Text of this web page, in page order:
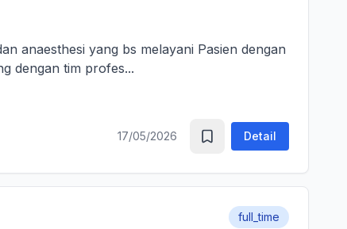
anaesthesi yang bs melayani Pasien dengan
dengan tim profes...
17/05/2026 Detail
full_time